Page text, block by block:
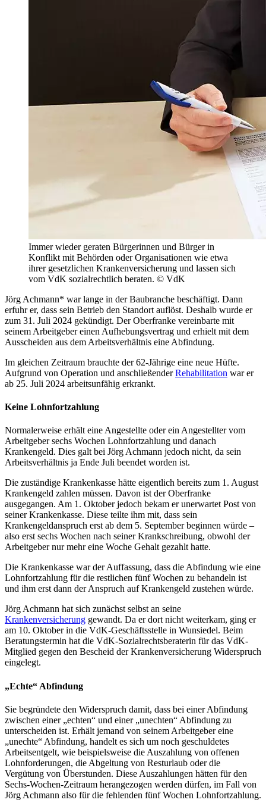
Immer wieder geraten Bürgerinnen und Bürger in
Konflikt mit Behörden oder Organisationen wie etwa
ihrer gesetzlichen Krankenversicherung und lassen sich
vom VdK sozialrechtlich beraten. © VdK
Jörg Achmann* war lange in der Baubranche beschäftigt. Dann
erfuhr er, dass sein Betrieb den Standort auflöst. Deshalb wurde er
zum 31. Juli 2024 gekündigt. Der Oberfranke vereinbarte mit
seinem Arbeitgeber einen Aufhebungsvertrag und erhielt mit dem
Ausscheiden aus dem Arbeitsverhältnis eine Abfindung.
Im gleichen Zeitraum brauchte der 62-Jährige eine neue Hüfte.
Aufgrund von Operation und anschließenderRehabilitation war er
ab 25. Juli 2024 arbeitsunfähig erkrankt.
Keine Lohnfortzahlung
Normalerweise erhält eine Angestellte oder ein Angestellter vom
Arbeitgeber sechs Wochen Lohnfortzahlung und danach
Krankengeld. Dies galt bei Jörg Achmann jedoch nicht, da sein
Arbeitsverhältnis ja Ende Juli beendet worden ist.
Die zuständige Krankenkasse hätte eigentlich bereits zum 1. August
Krankengeld zahlen müssen. Davon ist der Oberfranke
ausgegangen. Am 1. Oktober jedoch bekam er unerwartet Post von
seiner Krankenkasse. Diese teilte ihm mit, dass sein
Krankengeldanspruch erst ab dem 5. September beginnen würde –
also erst sechs Wochen nach seiner Krankschreibung, obwohl der
Arbeitgeber nur mehr eine Woche Gehalt gezahlt hatte.
Die Krankenkasse war der Auffassung, dass die Abfindung wie eine
Lohnfortzahlung für die restlichen fünf Wochen zu behandeln ist
und ihm erst dann der Anspruch auf Krankengeld zustehen würde.
Jörg Achmann hat sich zunächst selbst an seine
Krankenversicherung gewandt. Da er dort nicht weiterkam, ging er
am 10. Oktober in die VdK-Geschäftsstelle in Wunsiedel. Beim
Beratungstermin hat die VdK-Sozialrechtsberaterin für das VdK-
Mitglied gegen den Bescheid der Krankenversicherung Widerspruch
eingelegt.
„Echte“ Abfindung
Sie begründete den Widerspruch damit, dass bei einer Abfindung
zwischen einer „echten“ und einer „unechten“ Abfindung zu
unterscheiden ist. Erhält jemand von seinem Arbeitgeber eine
„unechte“ Abfindung, handelt es sich um noch geschuldetes
Arbeitsentgelt, wie beispielsweise die Auszahlung von offenen
Lohnforderungen, die Abgeltung von Resturlaub oder die
Vergütung von Überstunden. Diese Auszahlungen hätten für den
Sechs-Wochen-Zeitraum herangezogen werden dürfen, im Fall von
Jörg Achmann also für die fehlenden fünf Wochen Lohnfortzahlung.